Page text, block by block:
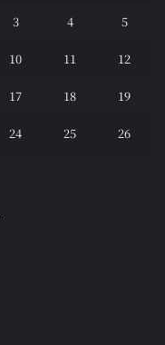
3 4 5
10 11 12
17 18 19
24 25 26